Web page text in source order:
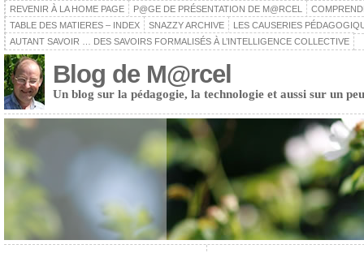
REVENIR À LA HOME PAGE P@GE DE PRÉSENTATION DE M@RCEL
TABLE DES MATIERES – INDEX
SNAZZY ARCHIVE
LES CAUSERIES
AUTANT SAVOIR … DES SAVOIRS FORMALISÉS À L’INTELLIGENCE COLLECTIVE
Blog de M@rcel
Un blog sur la pédagogie, la technologie et aussi sur un